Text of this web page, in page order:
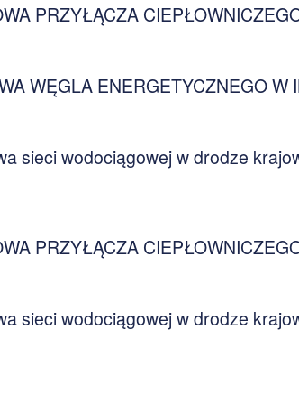
PRZYŁĄCZA
WĘGLA ENERGETYCZNEGO W
sieci wodociągowej w drodze
PRZYŁĄCZA
sieci wodociągowej w drodze